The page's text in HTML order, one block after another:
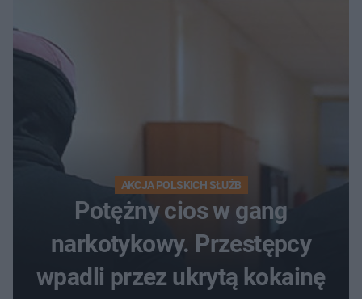
AKCJA POLSKICH SŁUŻB
Potężny cios w gang
narkotykowy. Przestępcy
wpadli przez ukrytą kokainę